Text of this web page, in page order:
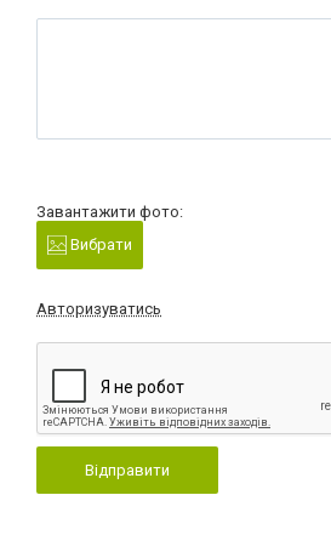
Завантажити фото:
Вибрати
Авторизуватись
Відправити